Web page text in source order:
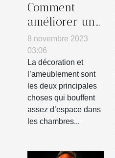
Comment
améliorer une
petite
chambre ?
8 novembre 2023
03:06
La décoration et
l’ameublement sont
les deux principales
choses qui bouffent
assez d’espace dans
les chambres...